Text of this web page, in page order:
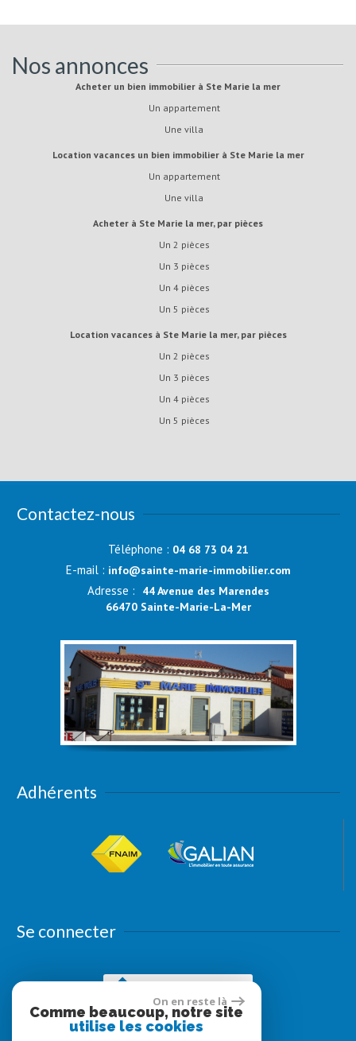
Nos annonces
Acheter un bien immobilier à Ste Marie la mer
Un appartement
Une villa
Location vacances un bien immobilier à Ste Marie la mer
Un appartement
Une villa
Acheter à Ste Marie la mer, par pièces
Un 2 pièces
Un 3 pièces
Un 4 pièces
Un 5 pièces
Location vacances à Ste Marie la mer, par pièces
Un 2 pièces
Un 3 pièces
Un 4 pièces
Un 5 pièces
Contactez-nous
Téléphone : 04 68 73 04 21
E-mail : info@sainte-marie-immobilier.com
Adresse :
44 Avenue des Marendes
66470 Sainte-Marie-La-Mer
Adhérents
Se connecter
On en reste là
Comme beaucoup, notre site
utilise les cookies